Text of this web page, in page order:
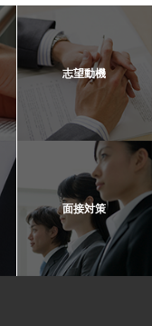
志望動機
面接対策